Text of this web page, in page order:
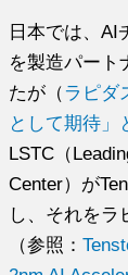
日本では、AI
を製造パート
たが（ラピダ
として期待」
LSTC（
Center）が
し、それをラ
（参照：